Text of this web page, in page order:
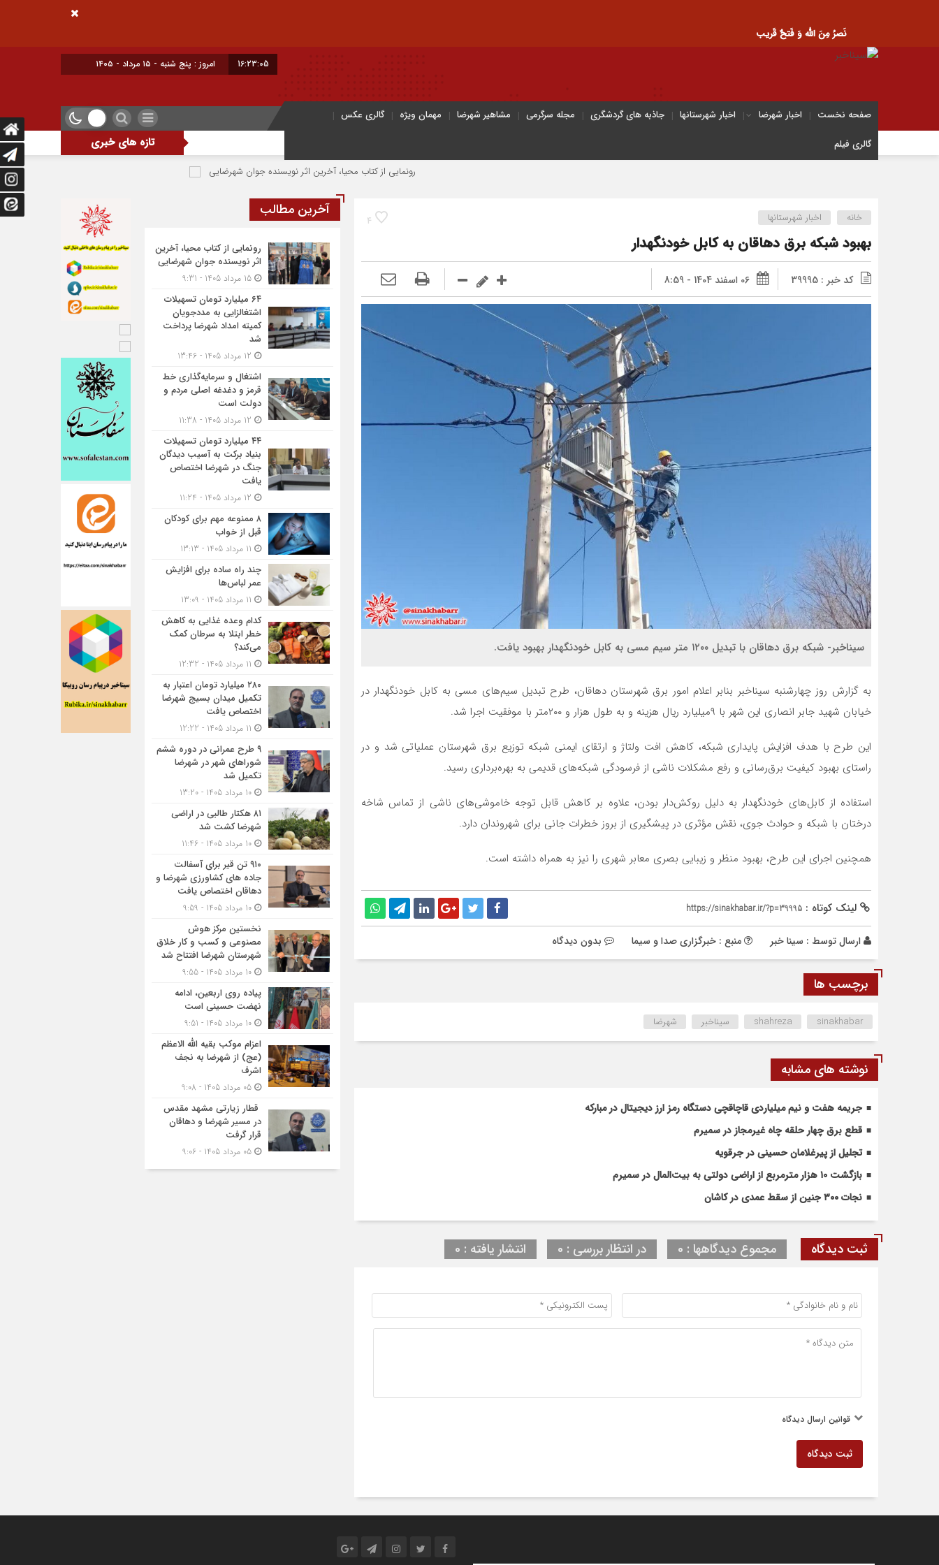
نَصرُ مِنَ الله وَ فَتحٌ قَریب
16:23:06 امروز : پنج شنبه - ۱۵ مرداد - ۱۴۰۵
صفحه نخست اخبار شهرضا اخبار شهرستانها جاذبه های گردشگری مجله سرگرمی مشاهیر شهرضا مهمان ویژه
گالری عکس
گالری فیلم
تازه های خبری
رونمایی از کتاب محیا، آخرین اثر نویسنده جوان شهرضایی ۶۴ میلیارد تومان تسهیلات اشتغالزایی به مددجویان کمیته امداد شهرضا پرداخت شد
4 خانه اخبار شهرستانها
بهبود شبکه برق دهاقان به کابل خودنگهدار
کد خبر : 39995 06 اسفند 1404 - 8:59
سیناخبر- شبکه برق دهاقان با تبدیل ۱۲۰۰ متر سیم مسی به کابل خودنگهدار بهبود یافت.
به گزارش روز چهارشنبه سیناخبر بنابر اعلام امور برق شهرستان دهاقان، طرح تبدیل سیم‌های مسی به کابل خودنگهدار در
خیابان شهید جابر انصاری این شهر با ۹میلیارد ریال هزینه و به طول هزار و ۲۰۰متر با موفقیت اجرا شد.
این طرح با هدف افزایش پایداری شبکه، کاهش افت ولتاژ و ارتقای ایمنی شبکه توزیع برق شهرستان عملیاتی شد و در
راستای بهبود کیفیت برق‌رسانی و رفع مشکلات ناشی از فرسودگی شبکه‌های قدیمی به بهره‌برداری رسید.
استفاده از کابل‌های خودنگهدار به دلیل روکش‌دار بودن، علاوه بر کاهش قابل توجه خاموشی‌های ناشی از تماس شاخه
درختان با شبکه و حوادث جوی، نقش مؤثری در پیشگیری از بروز خطرات جانی برای شهروندان دارد.
همچنین اجرای این طرح، بهبود منظر و زیبایی بصری معابر شهری را نیز به همراه داشته است.
لینک کوتاه : https://sinakhabar.ir/?p=39995
ارسال توسط : سینا خبر منبع : خبرگزاری صدا و سیما بدون دیدگاه
برچسب ها
shahreza sinakhabar سیناخبر شهرضا
نوشته های مشابه
جریمه هفت و نیم میلیاردی قاچاقچی دستگاه رمز ارز دیجیتال در مبارکه
قطع برق چهار حلقه چاه غیرمجاز در سمیرم
تجلیل از پیرغلامان حسینی در جرقویه
بازگشت ۱۰ هزار مترمربع از اراضی دولتی به بیت‌المال در سمیرم
نجات ۳۰۰ جنین از سقط عمدی در کاشان
ثبت دیدگاه مجموع دیدگاهها : 0 در انتظار بررسی : 0 انتشار یافته : 0
قوانین ارسال دیدگاه
ثبت دیدگاه
آخرین مطالب
رونمایی از کتاب محیا، آخرین
اثر نویسنده جوان شهرضایی
۶۴ میلیارد تومان تسهیلات
اشتغالزایی به مددجویان
کمیته امداد شهرضا پرداخت
شد
اشتغال و سرمایه‌گذاری خط
قرمز و دغدغه اصلی مردم و
دولت است
۴۴ میلیارد تومان تسهیلات
بنیاد برکت به آسیب دیدگان
جنگ در شهرضا اختصاص
یافت
۸ ممنوعه مهم برای کودکان
قبل از خواب
چند راه ساده برای افزایش
عمر لباس‌ها
کدام وعده غذایی به کاهش
خطر ابتلا به سرطان کمک
می‌کند؟
۲۸۰ میلیارد تومان اعتبار به
تکمیل میدان بسیج شهرضا
اختصاص یافت
۹ طرح عمرانی در دوره ششم
شوراهای شهر در شهرضا
تکمیل شد
۸۱ هکتار طالبی در اراضی
شهرضا کشت شد
۹۱۰ تن قیر برای آسفالت
جاده های کشاورزی شهرضا و
دهاقان اختصاص یافت
نخستین مرکز هوش
مصنوعی و کسب‌ و کار خلاق
شهرستان شهرضا افتتاح شد
پیاده روی اربعین، ادامه
نهضت حسینی است
اعزام موکب بقیه الله الاعظم
(عج) از شهرضا به نجف
اشرف
قطار زیارتی مشهد مقدس
در مسیر شهرضا و دهاقان
قرار گرفت